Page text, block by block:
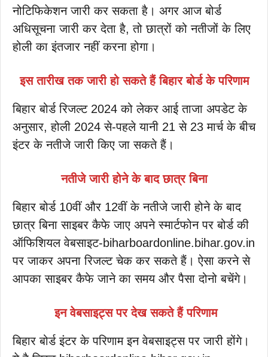
नोटिफिकेशन जारी कर सकता है। अगर आज बोर्ड
अधिसूचना जारी कर देता है, तो छात्रों को नतीजों के लिए
होली का इंतजार नहीं करना होगा।
इस तारीख तक जारी हो सकते हैं बिहार बोर्ड के परिणाम
बिहार बोर्ड रिजल्ट 2024 को लेकर आई ताजा अपडेट के
अनुसार, होली 2024 से-पहले यानी 21 से 23 मार्च के बीच
इंटर के नतीजे जारी किए जा सकते हैं।
नतीजे जारी होने के बाद छात्र बिना
बिहार बोर्ड 10वीं और 12वीं के नतीजे जारी होने के बाद
छात्र बिना साइबर कैफे जाए अपने स्मार्टफोन पर बोर्ड की
ऑफिशियल वेबसाइट-biharboardonline.bihar.gov.in
पर जाकर अपना रिजल्ट चेक कर सकते हैं। ऐसा करने से
आपका साइबर कैफे जाने का समय और पैसा दोनो बचेंगे।
इन वेबसाइट्स पर देख सकते हैं परिणाम
बिहार बोर्ड इंटर के परिणाम इन वेबसाइट्स पर जारी होंगे।